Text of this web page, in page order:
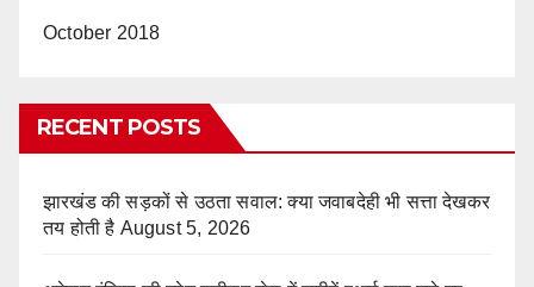
October 2018
RECENT POSTS
झारखंड की सड़कों से उठता सवाल: क्या जवाबदेही भी सत्ता देखकर
तय होती है August 5, 2026